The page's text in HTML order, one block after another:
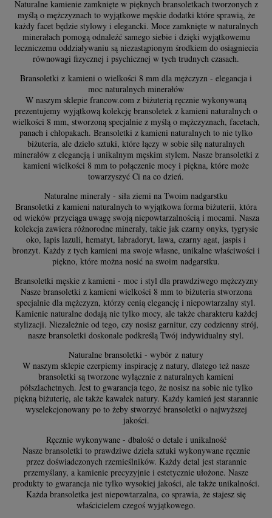
Naturalne kamienie zamknięte w pięknych bransoletkach tworzonych z
myślą o mężczyznach to wyjątkowe męskie dodatki które sprawią, że
każdy facet będzie stylowy i elegancki. Moce zamknięte w naturalnych
minerałach pomogą odnaleźć samego siebie i dzięki wyjątkowemu
leczniczemu oddziaływaniu są niezastąpionym środkiem do osiągniecia
równowagi fizycznej i psychicznej w tych trudnych czasach.
Bransoletki z kamieni o wielkości 8 mm dla mężczyzn - elegancja i
moc naturalnych minerałów
W naszym sklepie francow.com z biżuterią ręcznie wykonywaną
prezentujemy wyjątkową kolekcję bransoletek z kamieni naturalnych o
wielkości 8 mm, stworzoną specjalnie z myślą o mężczyznach, facetach,
panach i chłopakach. Bransoletki z kamieni naturalnych to nie tylko
biżuteria, ale dzieło sztuki, które łączy w sobie siłę naturalnych
minerałów z elegancją i unikalnym męskim stylem. Nasze bransoletki z
kamieni wielkości 8 mm to połączenie mocy i piękna, które może
towarzyszyć Ci na co dzień.
Naturalne minerały - siła ziemi na Twoim nadgarstku
Bransoletki z kamieni naturalnych to wyjątkowa forma biżuterii, która
od wieków przyciąga uwagę swoją niepowtarzalnością i mocami. Nasza
kolekcja zawiera różnorodne minerały, takie jak czarny onyks, tygrysie
oko, lapis lazuli, hematyt, labradoryt, lawa, czarny agat, jaspis i
bronzyt. Każdy z tych kamieni ma swoje własne, unikalne właściwości i
piękno, które można nosić na swoim nadgarstku.
Bransoletki męskie z kamieni - moc i styl dla prawdziwego mężczyzny
Nasze bransoletki z kamieni wielkości 8 mm to biżuteria stworzona
specjalnie dla mężczyzn, którzy cenią elegancję i niepowtarzalny styl.
Kamienie naturalne dodają nie tylko mocy, ale także charakteru każdej
stylizacji. Niezależnie od tego, czy nosisz garnitur, czy codzienny strój,
nasze bransoletki doskonale podkreślą Twój indywidualny styl.
Naturalne bransoletki - wybór z natury
W naszym sklepie czerpiemy inspirację z natury, dlatego też nasze
bransoletki są tworzone wyłącznie z naturalnych kamieni
półszlachetnych. Jest to gwarancja tego, że nosisz na sobie nie tylko
piękną biżuterię, ale także kawałek natury. Każdy kamień jest starannie
wyselekcjonowany po to żeby stworzyć bransoletki o najwyższej
jakości.
Ręcznie wykonywane - dbałość o detale i unikalność
Nasze bransoletki to prawdziwe dzieła sztuki wykonywane ręcznie
przez doświadczonych rzemieślników. Każdy detal jest starannie
przemyślany, a kamienie precyzyjnie i estetycznie ułożone. Nasze
produkty to gwarancja nie tylko wysokiej jakości, ale także unikalności.
Każda bransoletka jest niepowtarzalna, co sprawia, że stajesz się
właścicielem czegoś wyjątkowego.